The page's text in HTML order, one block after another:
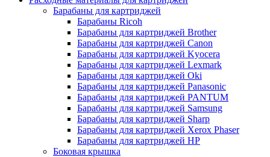
Барабаны для картриджей
Барабаны Ricoh
Барабаны для картриджей Brother
Барабаны для картриджей Canon
Барабаны для картриджей Kyocera
Барабаны для картриджей Lexmark
Барабаны для картриджей Oki
Барабаны для картриджей Panasonic
Барабаны для картриджей PANTUM
Барабаны для картриджей Samsung
Барабаны для картриджей Sharp
Барабаны для картриджей Xerox Phaser
Барабаны для картриджей НР
Боковая крышка